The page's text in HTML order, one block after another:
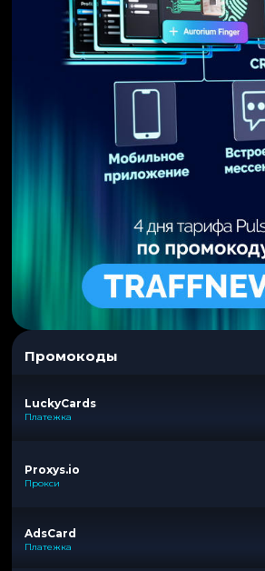
Промокоды
LuckyCards
Платежка
Proxys.io
Прокси
AdsCard
Платежка